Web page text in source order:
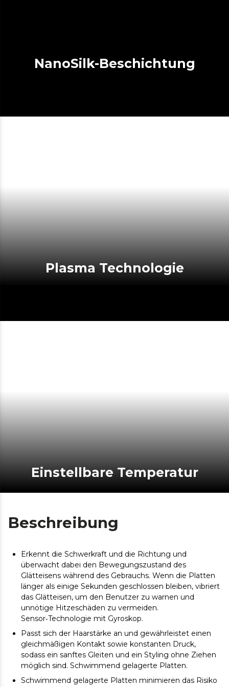
NanoSilk-Beschichtung
Plasma Technologie
Einstellbare Temperatur
Beschreibung
Erkennt die Schwerkraft und die Richtung und
überwacht dabei den Bewegungszustand des
Glätteisens während des Gebrauchs. Wenn die Platten
länger als einige Sekunden geschlossen bleiben, vibriert
das Glätteisen, um den Benutzer zu warnen und
unnötige Hitzeschäden zu vermeiden.
Sensor‑Technologie mit Gyroskop.
Passt sich der Haarstärke an und gewährleistet einen
gleichmäßigen Kontakt sowie konstanten Druck,
sodass ein sanftes Gleiten und ein Styling ohne Ziehen
möglich sind. Schwimmend gelagerte Platten.
Schwimmend gelagerte Platten minimieren das Risiko